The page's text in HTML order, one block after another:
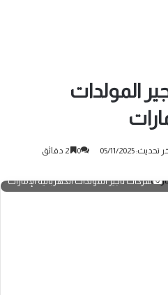
المولدات
تحديث: 05/11/2025 0
شركات تأجير المولدات الكهربائية الإمارات